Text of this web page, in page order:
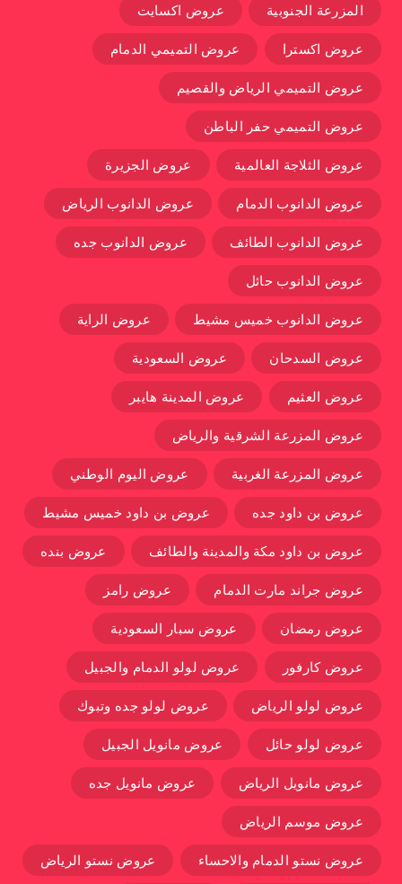
المزرعة الجنوبية عروض اكسايت
عروض اكسترا عروض التميمي الدمام
عروض التميمي الرياض والقصيم
عروض التميمي حفر الباطن
عروض الثلاجة العالمية عروض الجزيرة
عروض الدانوب الدمام عروض الدانوب الرياض
عروض الدانوب الطائف عروض الدانوب جده
عروض الدانوب حائل
عروض الدانوب خميس مشيط عروض الراية
عروض السدحان عروض السعودية
عروض العثيم عروض المدينة هايبر
عروض المزرعة الشرقية والرياض
عروض المزرعة الغربية عروض اليوم الوطني
عروض بن داود جده عروض بن داود خميس مشيط
عروض بن داود مكة والمدينة والطائف عروض بنده
عروض جراند مارت الدمام عروض رامز
عروض رمضان عروض سبار السعودية
عروض كارفور عروض لولو الدمام والجبيل
عروض لولو الرياض عروض لولو جده وتبوك
عروض لولو حائل عروض مانويل الجبيل
عروض مانويل الرياض عروض مانويل جده
عروض موسم الرياض
عروض نستو الدمام والاحساء عروض نستو الرياض